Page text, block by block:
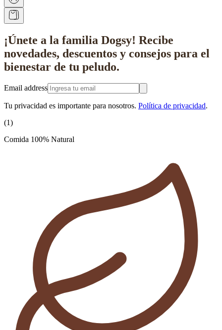
¡Únete a la familia Dogsy! Recibe
novedades, descuentos y consejos para el
bienestar de tu peludo.
Email address
Tu privacidad es importante para nosotros. Política de privacidad.
(1)
Comida 100% Natural